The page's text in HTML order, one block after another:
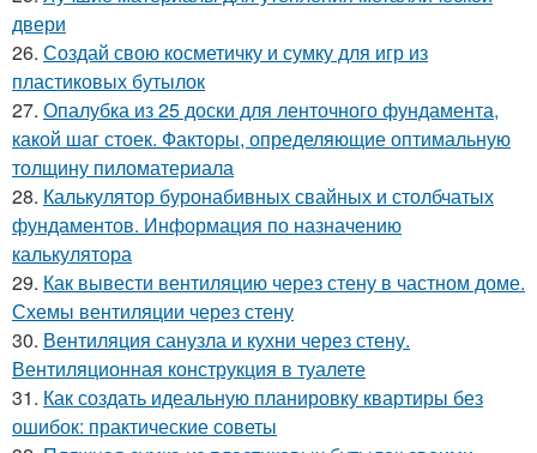
двери
26. Создай свою косметичку и сумку для игр из
пластиковых бутылок
27. Опалубка из 25 доски для ленточного фундамента,
какой шаг стоек. Факторы, определяющие оптимальную
толщину пиломатериала
28. Калькулятор буронабивных свайных и столбчатых
фундаментов. Информация по назначению
калькулятора
29. Как вывести вентиляцию через стену в частном доме.
Схемы вентиляции через стену
30. Вентиляция санузла и кухни через стену.
Вентиляционная конструкция в туалете
31. Как создать идеальную планировку квартиры без
ошибок: практические советы